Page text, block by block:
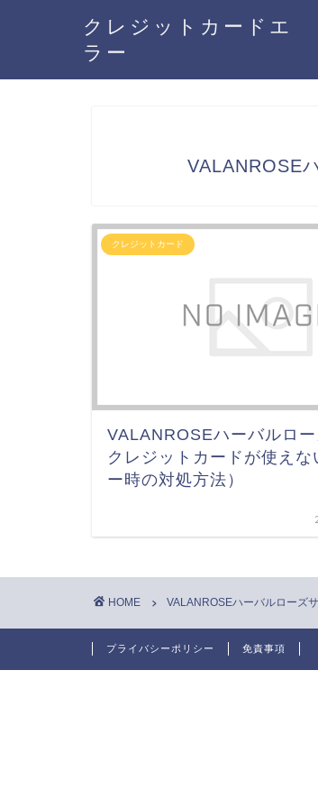
クレジットカードエ
ラー
VALANROSE
クレジットカード
VALANROSEハーバルロ
クレジットカードが使えな
ー時の対処方法）
HOME VALANROSEハーバルローズ
プライバシーポリシー 免責事項